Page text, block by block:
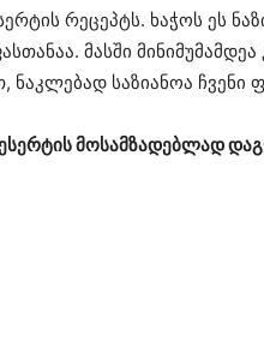
რეცეპტს. ხაჭოს ეს
მასში
ნაკლებად საზიანოა ჩვენი
მოსამზადებლად